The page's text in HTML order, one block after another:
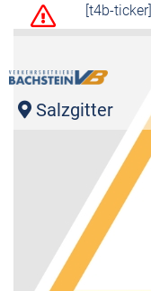
[t4b-ticker]
Salzgitter